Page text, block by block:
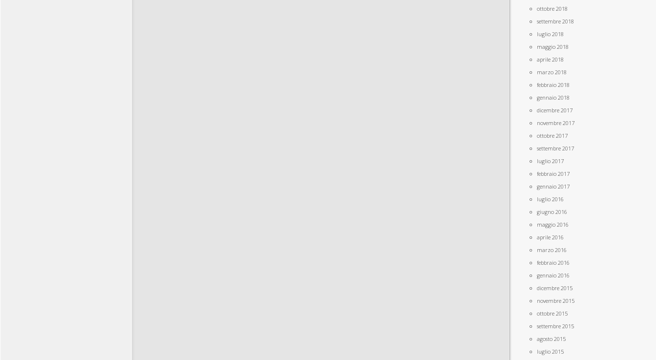
ottobre 2018
settembre 2018
luglio 2018
maggio 2018
aprile 2018
marzo 2018
febbraio 2018
gennaio 2018
dicembre 2017
novembre 2017
ottobre 2017
settembre 2017
luglio 2017
febbraio 2017
gennaio 2017
luglio 2016
giugno 2016
maggio 2016
aprile 2016
marzo 2016
febbraio 2016
gennaio 2016
dicembre 2015
novembre 2015
ottobre 2015
settembre 2015
agosto 2015
luglio 2015